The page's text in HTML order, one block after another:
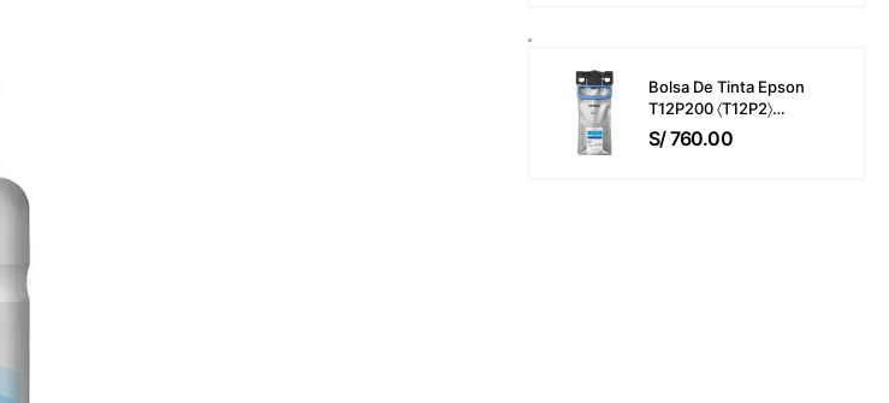
Bolsa De Tinta Epson
T12P200 〈T12P2〉
WorkForce Pro EM-
C800 / EP-C800 Color
S/760.00